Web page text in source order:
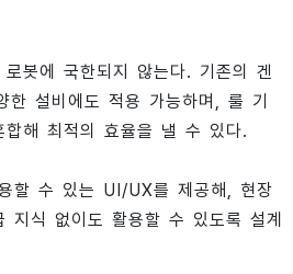
봇에 국한되지 않는다. 기존의 겐
설비에도 적용 가능하며, 룰 기
해 최적의 효율을 낼 수 있다.
할 수 있는 UI/UX를 제공해, 현장
지식 없이도 활용할 수 있도록 설계